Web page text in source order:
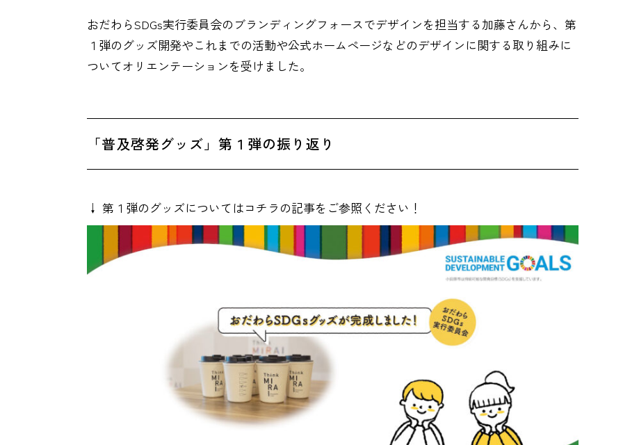
おだわらSDGs実行委員会のブランディングフォースでデザインを担当する加藤さんから、第
１弾のグッズ開発やこれまでの活動や公式ホームページなどのデザインに関する取り組みに
ついてオリエンテーションを受けました。
「普及啓発グッズ」第１弾の振り返り
↓ 第１弾のグッズについてはコチラの記事をご参照ください！